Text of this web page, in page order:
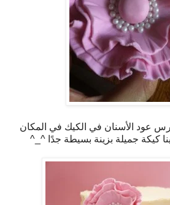
عود الأسنان في الكيك في المكان
كيكة جميلة بزينة بسيطة جدًا ^_^